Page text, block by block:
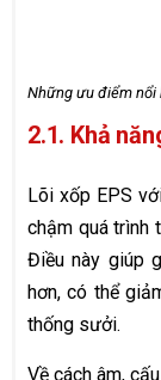
Những ưu điểm nổi
2.1. Khả
Lõi xốp EPS
chậm quá trình
Điều này giúp
hơn, có thể
thống sưởi.
Về cách âm,